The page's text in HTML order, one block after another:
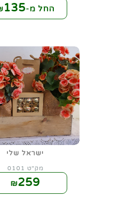
החל מ-₪135
ישראל שלי
מק"ט 0101
₪259